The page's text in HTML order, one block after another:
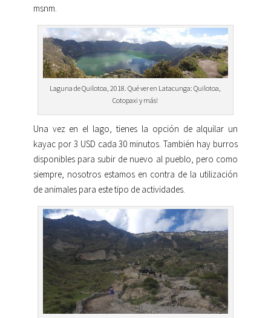
msnm.
Laguna de Quilotoa, 2018. Qué ver en Latacunga: Quilotoa,
Cotopaxi y más!
Una vez en el lago, tienes la opción de alquilar un
kayac por 3 USD cada 30 minutos. También hay burros
disponibles para subir de nuevo al pueblo, pero como
siempre, nosotros estamos en contra de la utilización
de animales para este tipo de actividades.